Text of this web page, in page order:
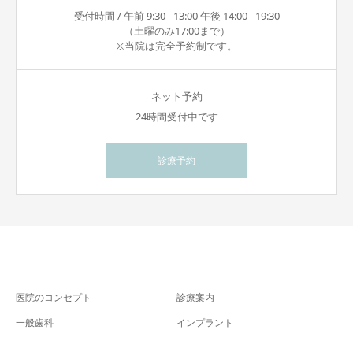
受付時間 / 午前 9:30 - 13:00 午後 14:00 - 19:30
（土曜のみ17:00まで）
※当院は完全予約制です。
ネット予約
24時間受付中です
診療予約
医院のコンセプト
診療案内
一般歯科
インプラント